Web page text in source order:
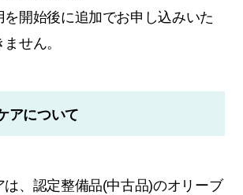
を開始後に追加でお申し込みいた
せん。
アについて
は、認定整備品(中古品)のオリーブ